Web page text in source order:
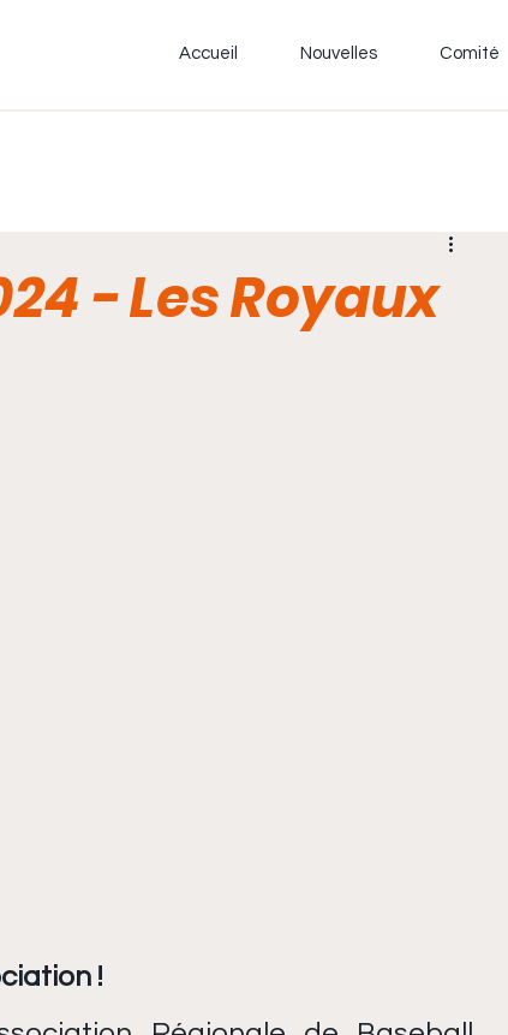
Accueil Nouvelles Comité
- Les Royaux
!